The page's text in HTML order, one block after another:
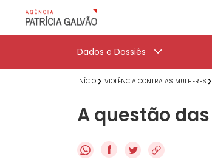
Dados e Dossiês
INÍCIO VIOLÊNCIA CONTRA AS MULHERES
A questão
f